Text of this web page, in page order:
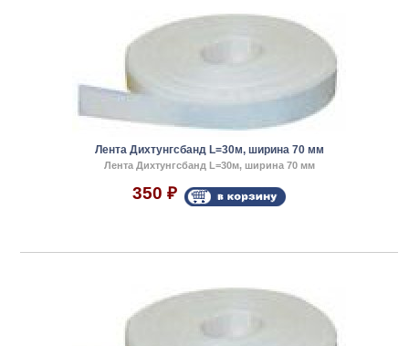
Лента Дихтунгсбанд L=30м, ширина 70 мм
Лента Дихтунгсбанд L=30м, ширина 70 мм
350 ₽